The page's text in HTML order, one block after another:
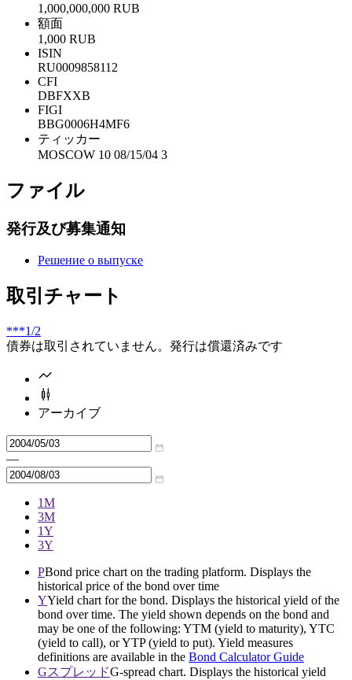
1,000,000,000 RUB
額面
1,000 RUB
ISIN
RU0009858112
CFI
DBFXXB
FIGI
BBG0006H4MF6
ティッカー
MOSCOW 10 08/15/04 3
ファイル
発行及び募集通知
Решение о выпуске
取引チャート
***1/2
債券は取引されていません。発行は償還済みです
アーカイブ
—
1M
3M
1Y
3Y
PBond price chart on the trading platform. Displays the
historical price of the bond over time
YYield chart for the bond. Displays the historical yield of the
bond over time. The yield shown depends on the bond and
may be one of the following: YTM (yield to maturity), YTC
(yield to call), or YTP (yield to put). Yield measures
definitions are available in the Bond Calculator Guide
GスプレッドG-spread chart. Displays the historical yield